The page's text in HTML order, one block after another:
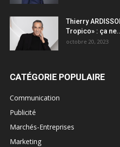
Thierry
Tropico» : ça
octobre 20, 2023
CATÉGORIE POPULAIRE
Communication
Publicité
Marchés-Entreprises
Marketing